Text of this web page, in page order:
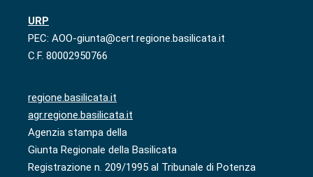
URP
PEC: AOO-giunta@cert.regione.basilicata.it
C.F. 80002950766
regione.basilicata.it
agr.regione.basilicata.it
Agenzia stampa della
Giunta Regionale della Basilicata
Registrazione n. 209/1995 al Tribunale di Potenza